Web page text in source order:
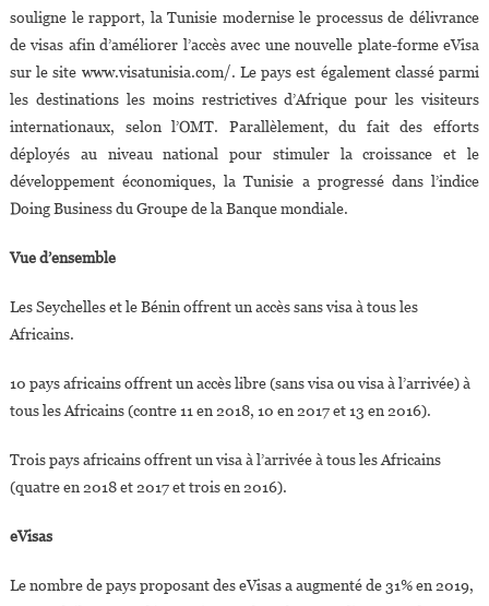
souligne le rapport, la Tunisie modernise le processus de délivrance
de visas afin d’améliorer l’accès avec une nouvelle plate-forme eVisa
sur le site www.visatunisia.com/. Le pays est également classé parmi
les destinations les moins restrictives d’Afrique pour les visiteurs
internationaux, selon l’OMT. Parallèlement, du fait des efforts
déployés au niveau national pour stimuler la croissance et le
développement économiques, la Tunisie a progressé dans l’indice
Doing Business du Groupe de la Banque mondiale.
Vue d’ensemble
Les Seychelles et le Bénin offrent un accès sans visa à tous les
Africains.
10 pays africains offrent un accès libre (sans visa ou visa à l’arrivée) à
tous les Africains (contre 11 en 2018, 10 en 2017 et 13 en 2016).
Trois pays africains offrent un visa à l’arrivée à tous les Africains
(quatre en 2018 et 2017 et trois en 2016).
eVisas
Le nombre de pays proposant des eVisas a augmenté de 31% en 2019,